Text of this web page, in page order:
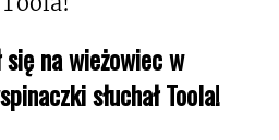
się na wieżowiec w
słuchał Toola!